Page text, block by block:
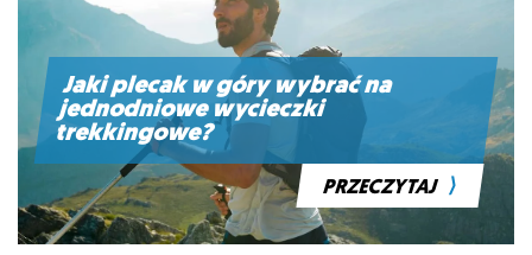
Jaki plecak w góry wybrać na
jednodniowe wycieczki
trekkingowe?
PRZECZYTAJ ⟩